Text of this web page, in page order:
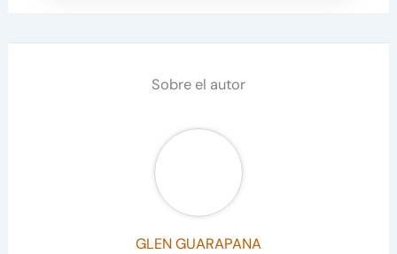
Sobre el autor
GLEN GUARAPANA